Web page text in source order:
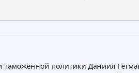
политики Даниил